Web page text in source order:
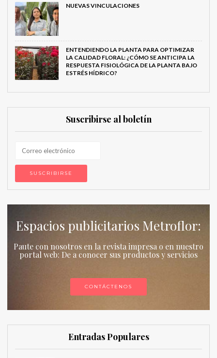
NUEVAS VINCULACIONES
ENTENDIENDO LA PLANTA PARA OPTIMIZAR
LA CALIDAD FLORAL: ¿CÓMO SE ANTICIPA LA
RESPUESTA FISIOLÓGICA DE LA PLANTA BAJO
ESTRÉS HÍDRICO?
Suscribirse al boletín
Espacios publicitarios Metroflor:
Paute con nosotros en la revista impresa o en nuestro
portal web: De a conocer sus productos y servicios
CONTÁCTENOS
Entradas Populares